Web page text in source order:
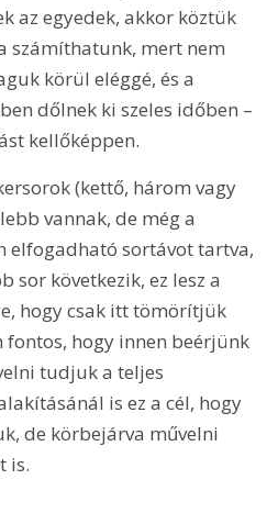
az egyedek, akkor köztük
számíthatunk, mert nem
körül eléggé, és a
dőlnek ki szeles időben –
kellőképpen.
(kettő, három vagy
vannak, de még a
elfogadható sortávot tartva,
sor következik, ez lesz a
hogy csak itt tömörítjük
hogy innen beérjünk
tudjuk a teljes
is ez a cél, hogy
de körbejárva művelni
is.